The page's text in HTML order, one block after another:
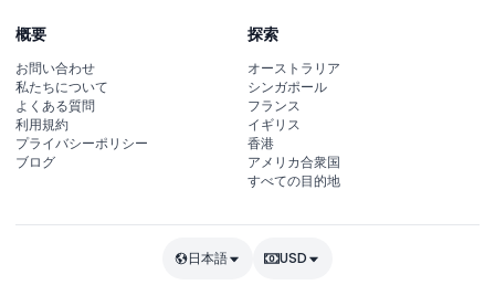
概要
お問い合わせ
私たちについて
よくある質問
利用規約
プライバシーポリシー
ブログ
探索
オーストラリア
シンガポール
フランス
イギリス
香港
アメリカ合衆国
すべての目的地
日本語 USD